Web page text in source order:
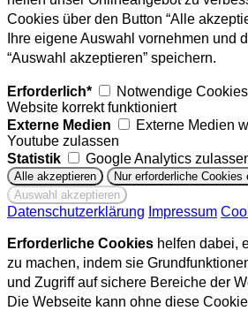
Cookies über den Button “Alle
Ihre eigene Auswahl vornehmen und
“Auswahl akzeptieren” speichern.
Erforderlich*
Notwendige
Website korrekt funktioniert
Externe Medien
Externe Medien
Youtube zulassen
Statistik
Google Analytics
Datenschutzerklärung Impressum
Erforderliche Cookies helfen dabei,
zu machen, indem sie
und Zugriff auf sichere Bereiche der
Die Webseite kann ohne diese